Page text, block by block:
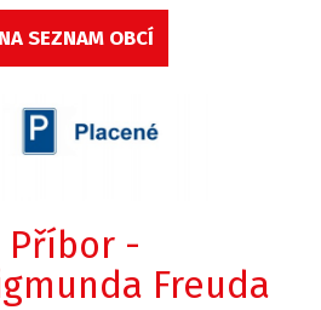
SEZNAM OBCÍ
Příbor -
Freuda